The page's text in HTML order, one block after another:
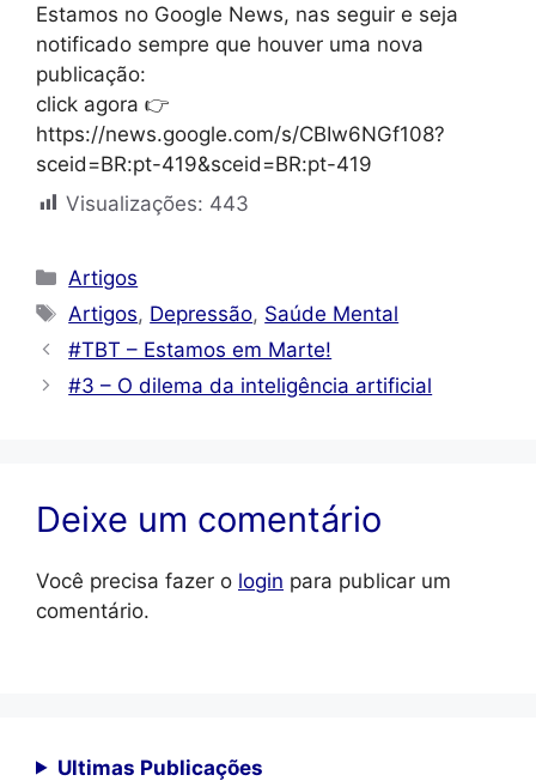
Estamos no Google News, nas seguir e seja
notificado sempre que houver uma nova
publicação:
click agora 👉
https://news.google.com/s/CBIw6NGf108?
sceid=BR:pt-419&sceid=BR:pt-419
Visualizações: 443
Categorias
Artigos
Tags
Artigos, Depressão, Saúde Mental
#TBT – Estamos em Marte!
#3 – O dilema da inteligência artificial
Deixe um comentário
Você precisa fazer o login para publicar um
comentário.
Ultimas Publicações